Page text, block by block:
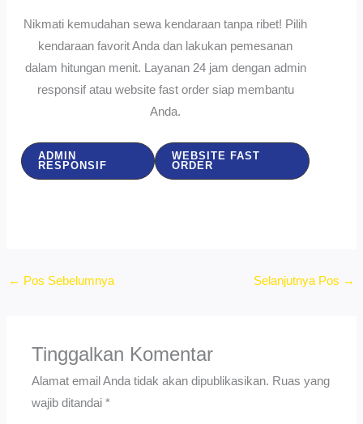
Nikmati kemudahan sewa kendaraan tanpa ribet! Pilih
kendaraan favorit Anda dan lakukan pemesanan
dalam hitungan menit. Layanan 24 jam dengan admin
responsif atau website fast order siap membantu
Anda.
ADMIN
RESPONSIF
WEBSITE FAST
ORDER
← Pos Sebelumnya Selanjutnya Pos →
Tinggalkan Komentar
Alamat email Anda tidak akan dipublikasikan. Ruas yang
wajib ditandai*